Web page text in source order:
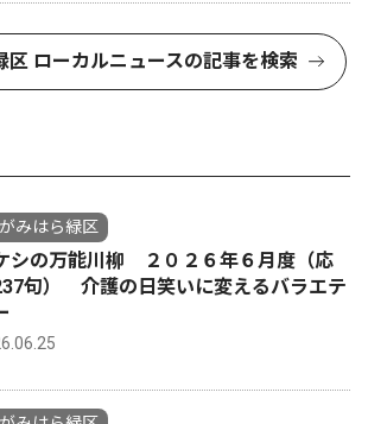
区 ローカルニュースの記事を検索
みはら緑区
シの万能川柳 ２０２６年６月度（応
句） 介護の日笑いに変えるバラエテ